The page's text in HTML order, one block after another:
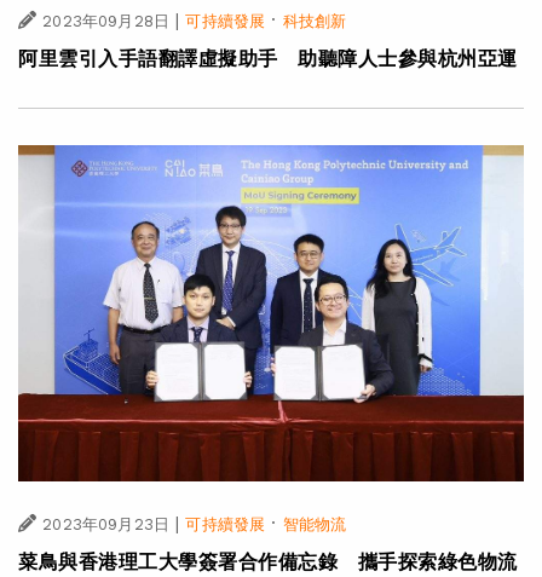
2023年09月28日 | 可持續發展 · 科技創新
阿里雲引入手語翻譯虛擬助手 助聽障人士參與杭州亞運
2023年09月23日 | 可持續發展 · 智能物流
菜鳥與香港理工大學簽署合作備忘錄 攜手探索綠色物流